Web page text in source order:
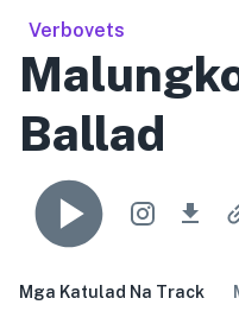
Verbovets
Ballad
Mga Katulad Na Track